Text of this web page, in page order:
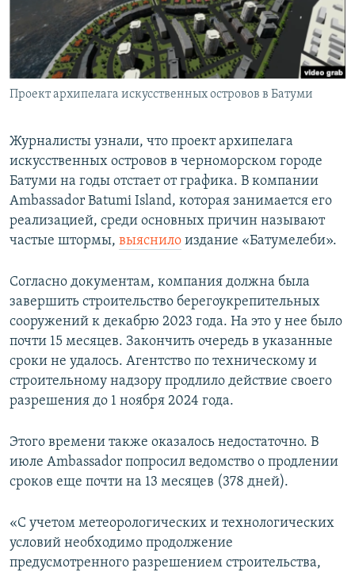
СПОРТ
МИР
БЛОГИ
ГОЛОСА
ЧИТАЕМ ПРЕССУ
АРХИВ РАДИОПРОГРАММЫ
Все сайты РСЕ/РС
Проект архипелага искусственных островов в Батуми
Журналисты узнали, что проект архипелага
искусственных островов в черноморском городе
Батуми на годы отстает от графика. В компании
Ambassador Batumi Island, которая занимается его
реализацией, среди основных причин называют
частые штормы, выяснило издание «Батумелеби».
Согласно документам, компания должна была
завершить строительство берегоукрепительных
сооружений к декабрю 2023 года. На это у нее было
почти 15 месяцев. Закончить очередь в указанные
сроки не удалось. Агентство по техническому и
строительному надзору продлило действие своего
разрешения до 1 ноября 2024 года.
Этого времени также оказалось недостаточно. В
июле Ambassador попросил ведомство о продлении
сроков еще почти на 13 месяцев (378 дней).
«С учетом метеорологических и технологических
условий необходимо продолжение
предусмотренного разрешением строительства,